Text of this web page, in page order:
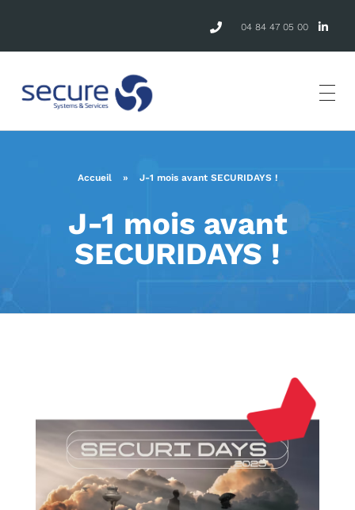
04 84 47 05 00
Accueil » J-1 mois avant SECURIDAYS !
J-1 mois avant
SECURIDAYS !